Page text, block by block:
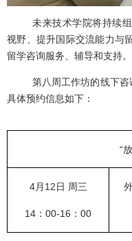
未来技术学院将持续
视野、提升国际交流能力与
留学咨询服务、辅导和支持。
第八周工作坊的线下咨
具体预约信息如下：
“
4月12日 周三
14：00-16：00